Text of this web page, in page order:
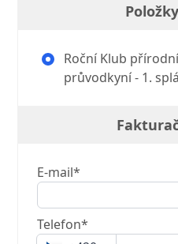
Roční Klub
průvodkyní - 1.
E-mail*
Telefon*